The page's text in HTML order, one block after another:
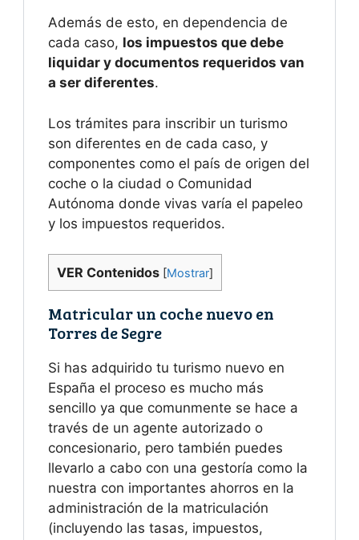
Además de esto, en dependencia de
cada caso, los impuestos que debe
liquidar y documentos requeridos van
a ser diferentes.
Los trámites para inscribir un turismo
son diferentes en de cada caso, y
componentes como el país de origen del
coche o la ciudad o Comunidad
Autónoma donde vivas varía el papeleo
y los impuestos requeridos.
VER Contenidos [Mostrar]
Matricular un coche nuevo en
Torres de Segre
Si has adquirido tu turismo nuevo en
España el proceso es mucho más
sencillo ya que comunmente se hace a
través de un agente autorizado o
concesionario, pero también puedes
llevarlo a cabo con una gestoría como la
nuestra con importantes ahorros en la
administración de la matriculación
(incluyendo las tasas, impuestos,